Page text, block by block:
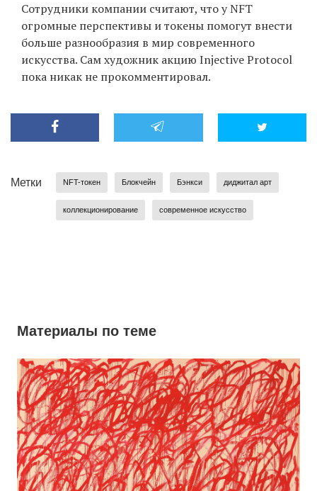
Сотрудники компании считают, что у NFT
огромные перспективы и токены помогут внести
больше разнообразия в мир современного
искусства. Сам художник акцию Injective Protocol
пока никак не прокомментировал.
Метки NFT-токен Блокчейн Бэнкси диджитал арт
коллекционирование современное искусство
Материалы по теме